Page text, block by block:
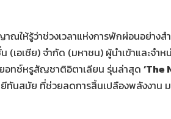
ให้รู้ว่าช่วงเวลาแห่งการพักผ่อนอย่าง
เอเชีย) จำกัด (มหาชน) ผู้นำเข้าและจำ
อทช์หรูสัญชาติอิตาเลียน รุ่นล่าสุด ‘The
ทันสมัย ที่ช่วยลดการสิ้นเปลืองพลังงาน